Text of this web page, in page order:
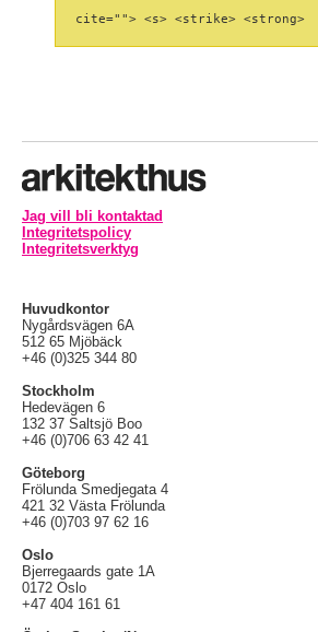
cite=""> <s> <strike> <strong>
Jag vill bli kontaktad
Integritetspolicy
Integritetsverktyg
Huvudkontor
Nygårdsvägen 6A
512 65 Mjöbäck
+46 (0)325 344 80
Stockholm
Hedevägen 6
132 37 Saltsjö Boo
+46 (0)706 63 42 41
Göteborg
Frölunda Smedjegata 4
421 32 Västa Frölunda
+46 (0)703 97 62 16
Oslo
Bjerregaards gate 1A
0172 Oslo
+47 404 161 61